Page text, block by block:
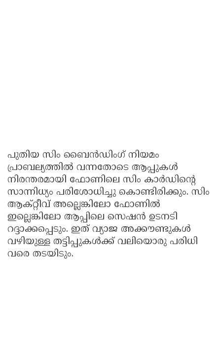
പുതിയ സിം ബൈൻഡിംഗ് നിയമം
പ്രാബല്യത്തിൽ വന്നതോടെ ആപ്പുകൾ
നിരന്തരമായി ഫോണിലെ സിം കാർഡിന്റെ
സാന്നിധ്യം പരിശോധിച്ചു കൊണ്ടിരിക്കും. സിം
ആക്റ്റീവ് അല്ലെങ്കിലോ ഫോണിൽ
ഇല്ലെങ്കിലോ ആപ്പിലെ സെഷൻ ഉടനടി
റദ്ദാക്കപ്പെടും. ഇത് വ്യാജ അക്കൗണ്ടുകൾ
വഴിയുള്ള തട്ടിപ്പുകൾക്ക് വലിയൊരു പരിധി
വരെ തടയിടും.